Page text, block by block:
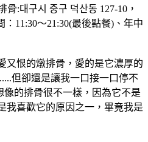
:대구시 중구 덕산동 127-10，
：11:30～21:30(最後點餐)、年中
又恨的燉排骨，愛的是它濃厚的
但卻還是讓我一口接一口停不
的排骨很不一樣，因為它不是
我喜歡它的原因之一，畢竟我是